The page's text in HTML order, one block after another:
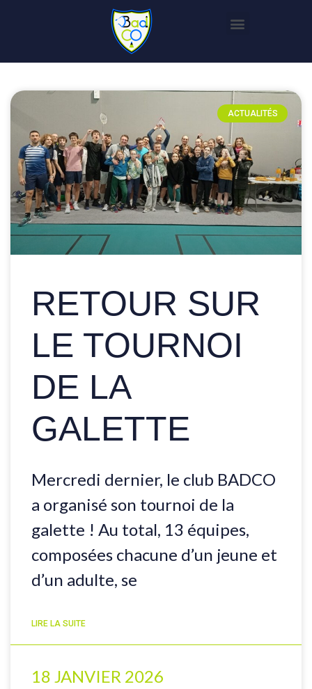
ACTUALITÉS
RETOUR SUR
LE TOURNOI
DE LA
GALETTE
Mercredi dernier, le club BADCO
a organisé son tournoi de la
galette ! Au total, 13 équipes,
composées chacune d’un jeune et
d’un adulte, se
LIRE LA SUITE
18 JANVIER 2026